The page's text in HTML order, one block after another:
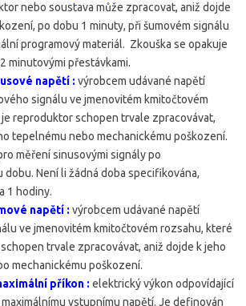
nebo soustava může zpracovat, aniž dojde
po dobu 1 minuty, při šumovém signálu
programový materiál. Zkouška se opakuje
minutovými přestávkami.
napětí : výrobcem udávané napětí
signálu ve jmenovitém kmitočtovém
reproduktor schopen trvale zpracovávat,
tepelnému nebo mechanickému poškození.
měření sinusovými signály po
Není li žádná doba specifikována,
1 hodiny.
napětí : výrobcem udávané napětí
ve jmenovitém kmitočtovém rozsahu, které
trvale zpracovávat, aniž dojde k jeho
mechanickému poškození.
příkon : elektrický výkon odpovídající
vstupnímu napětí. Je definován